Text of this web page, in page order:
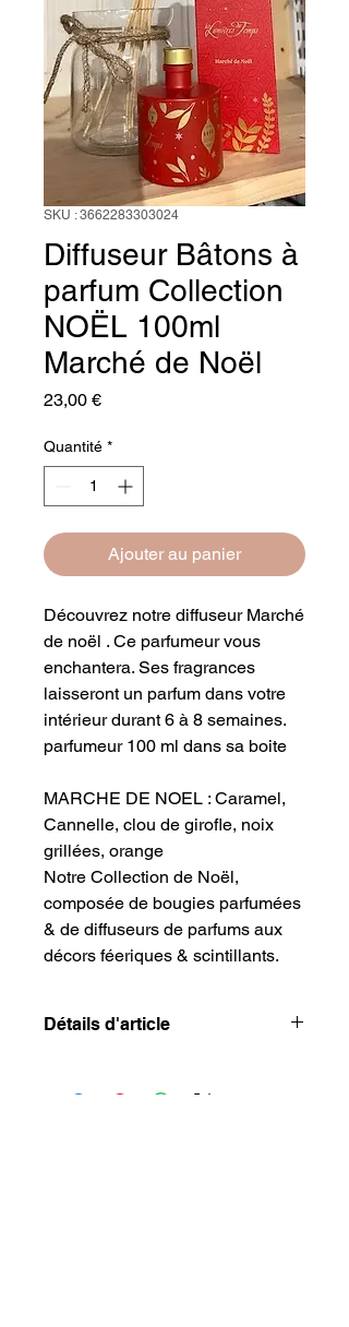
SKU : 3662283303024
Diffuseur Bâtons à
parfum Collection
NOËL 100ml
Marché de Noël
23,00 €Prix
Quantité *
Ajouter au panier
Découvrez notre diffuseur Marché
de noël . Ce parfumeur vous
enchantera. Ses fragrances
laisseront un parfum dans votre
intérieur durant 6 à 8 semaines.
parfumeur 100 ml dans sa boite
MARCHE DE NOEL : Caramel,
Cannelle, clou de girofle, noix
grillées, orange
Notre Collection de Noël,
composée de bougies parfumées
& de diffuseurs de parfums aux
décors féeriques & scintillants.
Détails d'article